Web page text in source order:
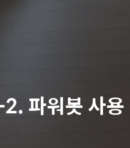
파워봇 사용